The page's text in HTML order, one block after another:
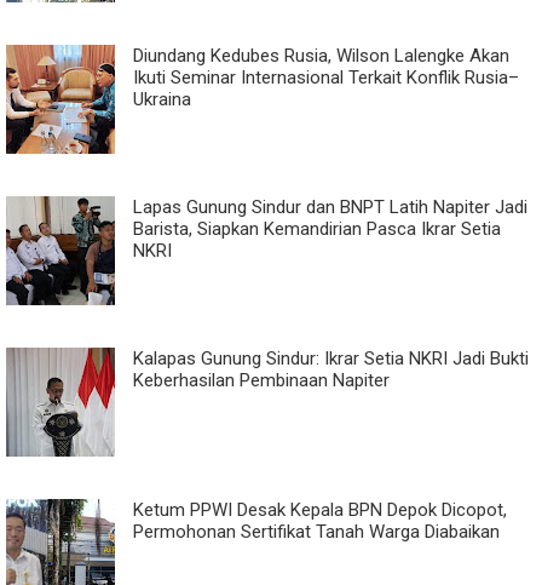
Diundang Kedubes Rusia, Wilson Lalengke Akan
Ikuti Seminar Internasional Terkait Konflik Rusia–
Ukraina
Lapas Gunung Sindur dan BNPT Latih Napiter Jadi
Barista, Siapkan Kemandirian Pasca Ikrar Setia
NKRI
Kalapas Gunung Sindur: Ikrar Setia NKRI Jadi Bukti
Keberhasilan Pembinaan Napiter
Ketum PPWI Desak Kepala BPN Depok Dicopot,
Permohonan Sertifikat Tanah Warga Diabaikan